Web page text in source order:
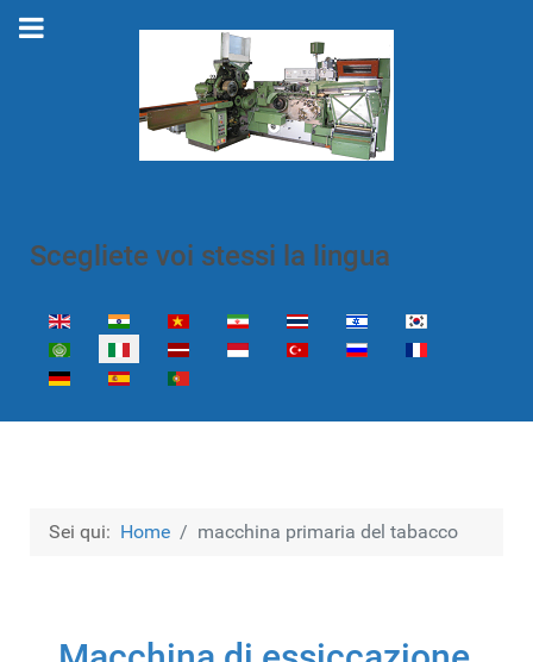
Scegliete voi stessi la lingua
Seleziona la tua lingua
Sei qui: Home macchina primaria del tabacco